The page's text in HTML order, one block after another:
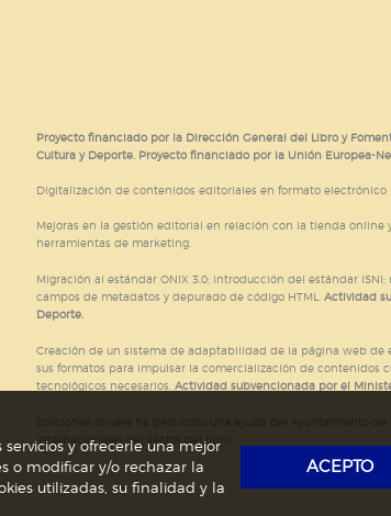
Proyecto financiado por la Dirección General del Libro y
Cultura y Deporte. Proyecto financiado por la Unión Europea-
Digitalización de contenidos editoriales en formato electrónico
Mejoras en la gestión editorial en relación con la tienda online
herramientas de marketing.
Migración al estándar ONIX 3.0; introducción del estándar
campos de metadatos y depurado de código HTML. Actividad
Deporte.
Creación de un sistema de adaptabilidad de la página web de
sus formatos para impulsar la comercialización de contenidos
tecnológicos necesarios. Actividad subvencionada por el
Internacionales del sector del libro.
y ofrecerle una mejor
o modificar y/o rechazar la
utilizadas, su finalidad y la
ACEPTO